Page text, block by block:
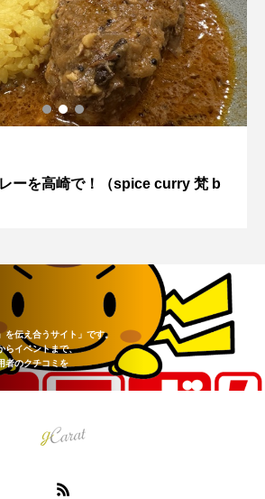
ーを高崎で！（spice curry 梵 b
を伝え合うサイト」です。
らイベントまで、
者のクチコミを